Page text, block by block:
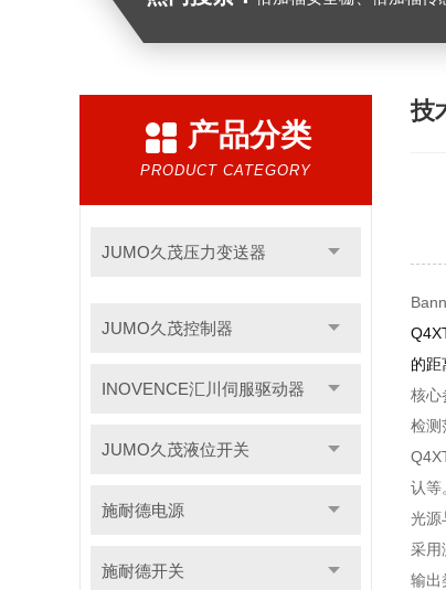
产品分类
PRODUCT CATEGORY
JUMO久茂压力变送器
JUMO久茂控制器
INOVENCE汇川伺服驱动器
JUMO久茂液位开关
施耐德电源
施耐德开关
技
的距
核心
检测
认等
光源
采用
输出